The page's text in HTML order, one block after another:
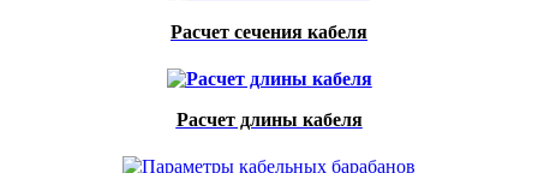
Расчет сечения кабеля
Расчет длины кабеля